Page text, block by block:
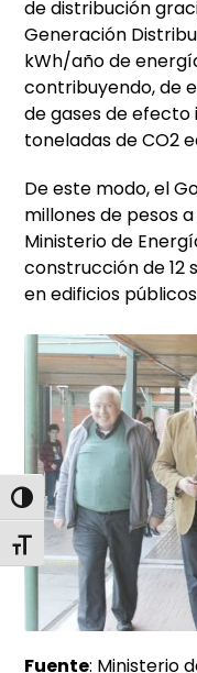
Alternar alto
Alternar tamaño de
de distribución
Generación
kWh/año de
contribuyendo, de
de gases de efecto
toneladas de CO2
De este modo, el
millones de pesos
Ministerio de
construcción de 12
en edificios
Fuente: Ministerio